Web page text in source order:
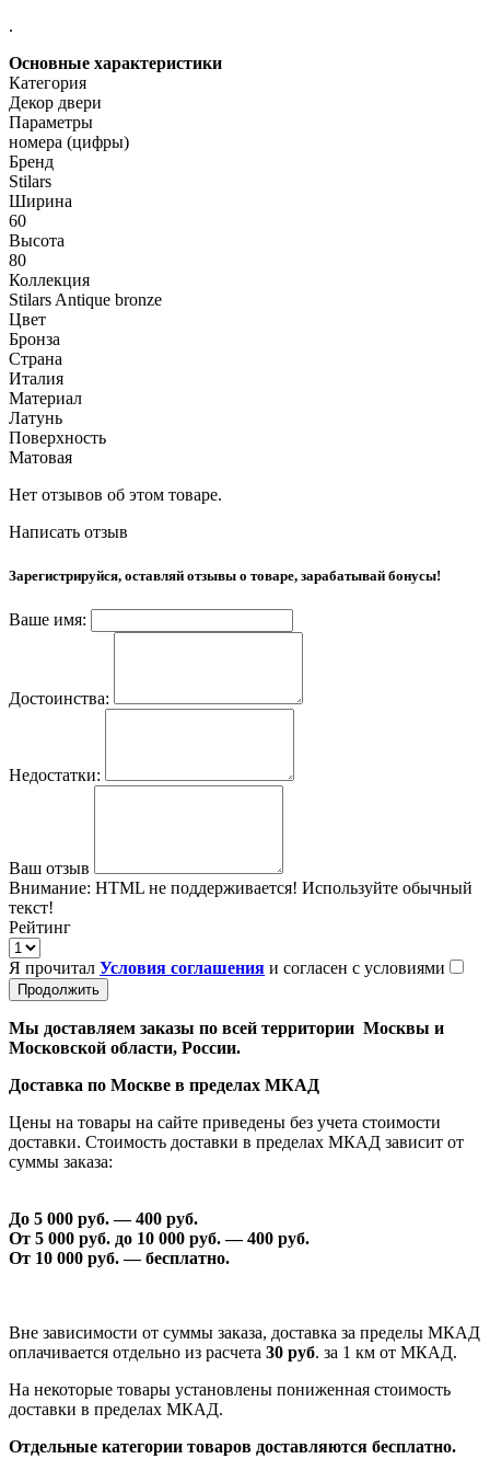
.
Основные характеристики
Категория
Декор двери
Параметры
номера (цифры)
Бренд
Stilars
Ширина
60
Высота
80
Коллекция
Stilars Antique bronze
Цвет
Бронза
Страна
Италия
Материал
Латунь
Поверхность
Матовая
Нет отзывов об этом товаре.
Написать отзыв
Зарегистрируйся, оставляй отзывы о товаре, зарабатывай бонусы!
Ваше имя:
Достоинства:
Недостатки:
Ваш отзыв
Внимание: HTML не поддерживается! Используйте обычный
текст!
Рейтинг
Я прочитал Условия соглашения и согласен с условиями
Продолжить
Мы доставляем заказы по всей территории Москвы и
Московской области, России.
Доставка по Москве в пределах МКАД
Цены на товары на сайте приведены без учета стоимости
доставки. Стоимость доставки в пределах МКАД зависит от
суммы заказа:
До 5 000 руб. —400 руб.
От 5 000 руб. до 10 000 руб. —400 руб.
От 10 000 руб. — бесплатно.
Вне зависимости от суммы заказа, доставка за пределы МКАД
оплачивается отдельно из расчета 30 руб. за 1 км от МКАД.
На некоторые товары установлены пониженная стоимость
доставки в пределах МКАД.
Отдельные категории товаров доставляются бесплатно.